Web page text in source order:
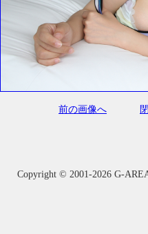
前の画像へ
Copyright © 2001-2026 G-